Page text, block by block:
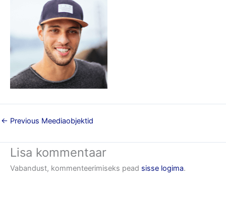
← Previous Meediaobjektid
Lisa kommentaar
Vabandust, kommenteerimiseks pead sisse logima.